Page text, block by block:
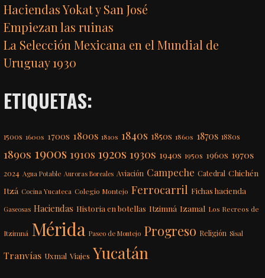
Haciendas Yokat y San José
Empiezan las ruinas
La Selección Mexicana en el Mundial de
Uruguay 1930
ETIQUETAS:
1500s 1600s 1700s 1800s 1810s 1840s 1850s 1860s 1870s 1880s
1890s 1900s 1910s 1920s 1930s 1940s 1950s 1960s 1970s
2024 Agua Potable Auroras Boreales Aviación Campeche Catedral Chichén
Itzá Cocina Yucateca Colegio Montejo Ferrocarril Fichas hacienda
Gaseosas Haciendas Historia en botellas Itzimná Izamal Los Recreos de
Itzimná Mérida Paseo de Montejo Progreso Religión Sisal
Tranvías Uxmal Viajes Yucatán